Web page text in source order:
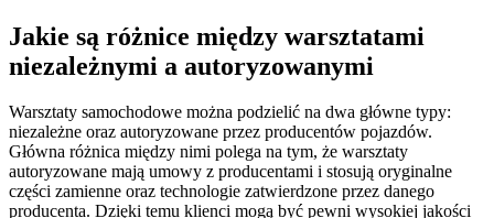
Jakie są różnice między warsztatami
niezależnymi a autoryzowanymi
Warsztaty samochodowe można podzielić na dwa główne typy:
niezależne oraz autoryzowane przez producentów pojazdów.
Główna różnica między nimi polega na tym, że warsztaty
autoryzowane mają umowy z producentami i stosują oryginalne
części zamienne oraz technologie zatwierdzone przez danego
producenta. Dzięki temu klienci mogą być pewni wysokiej jakości